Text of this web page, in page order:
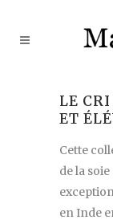
LE
ET
Cette
de la
en Inde